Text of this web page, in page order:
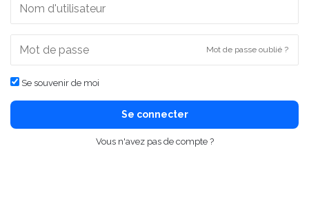
Mot de passe oublié ?
Se souvenir de moi
Se connecter
Vous n'avez pas de compte ?